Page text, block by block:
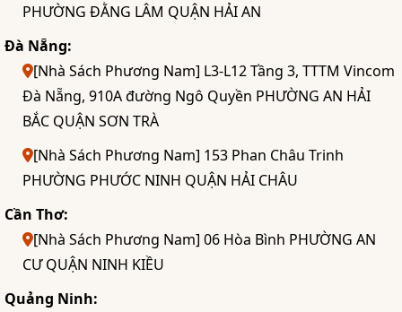
PHƯỜNG ĐẰNG LÂM QUẬN HẢI AN
Đà Nẵng:
[Nhà Sách Phương Nam] L3-L12 Tầng 3, TTTM Vincom
Đà Nẵng, 910A đường Ngô Quyền PHƯỜNG AN HẢI
BẮC QUẬN SƠN TRÀ
[Nhà Sách Phương Nam] 153 Phan Châu Trinh
PHƯỜNG PHƯỚC NINH QUẬN HẢI CHÂU
Cần Thơ:
[Nhà Sách Phương Nam] 06 Hòa Bình PHƯỜNG AN
CƯ QUẬN NINH KIỀU
Quảng Ninh: